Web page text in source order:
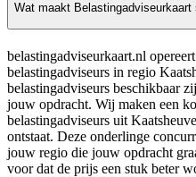
Wat maakt Belastingadviseurkaart
belastingadviseurkaart.nl
belastingadviseurs in regio
belastingadviseurs beschikbaar
jouw opdracht. Wij maken een
belastingadviseurs uit
ontstaat. Deze onderlinge
jouw regio die jouw opdracht
voor dat de prijs een stuk beter